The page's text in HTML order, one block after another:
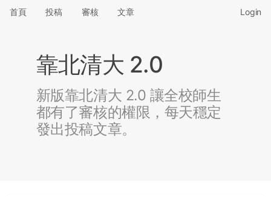
首頁 投稿 審核 文章 Login
靠北清大 2.0
新版靠北清大 2.0 讓全校師生
都有了審核的權限，每天穩定
發出投稿文章。